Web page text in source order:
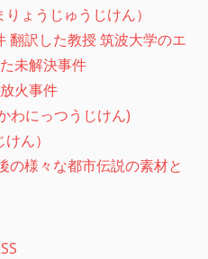
ょうじゅうじけん）
翻訳した教授 筑波大学のエ
未解決事件
火事件
わにっつうじけん)
ん）
の様々な都市伝説の素材と